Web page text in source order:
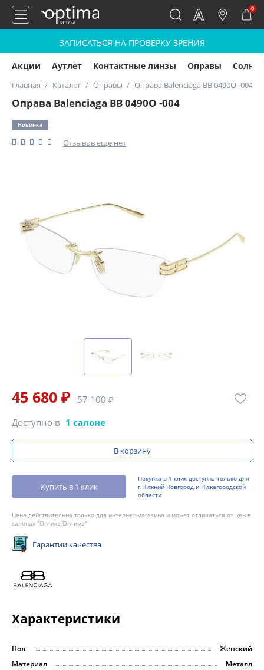
0
ЗАПИСАТЬСЯ НА ПРОВЕРКУ ЗРЕНИЯ
Акции Аутлет Контактные линзы Оправы
Главная Каталог Оправы Оправа Balenciaga BB 0490O -004
Оправа Balenciaga BB 0490O -004
Новинка
Отзывов еще нет
45 680 ₽ 57 100 ₽
Доступно в 1 салоне
В корзину
Купить в 1 клик
Покупка в 1 клик доступна только для
г.Нижний Новгород и Нижегородской
области
Цена действительна только для интернет-магазина и может отличаться от цен в
салонах "Оптика Оптима"
Гарантии качества
Характеристики
Пол
Женский
Материал
Металл